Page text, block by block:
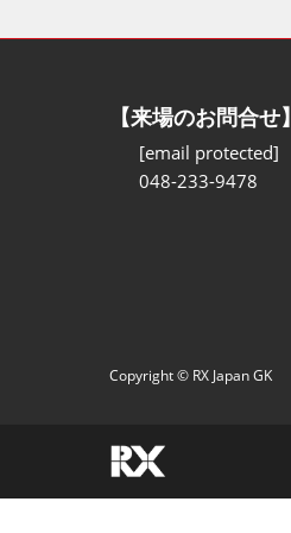
【来場のお問合せ】
[email protected]
048-233-9478
Copyright © RX Japan GK